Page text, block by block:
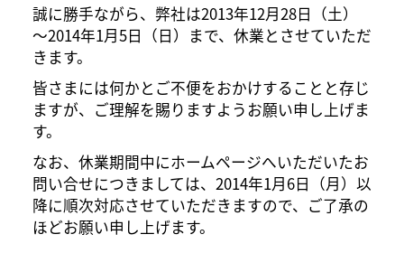
誠に勝手ながら、弊社は2013年12月28日（土）
～2014年1月5日（日）まで、休業とさせていただ
きます。
皆さまには何かとご不便をおかけすることと存じ
ますが、ご理解を賜りますようお願い申し上げま
す。
なお、休業期間中にホームページへいただいたお
問い合せにつきましては、2014年1月6日（月）以
降に順次対応させていただきますので、ご了承の
ほどお願い申し上げます。